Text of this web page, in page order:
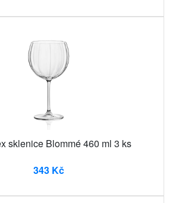
sklenice Blommé 460 ml 3 ks
343 Kč